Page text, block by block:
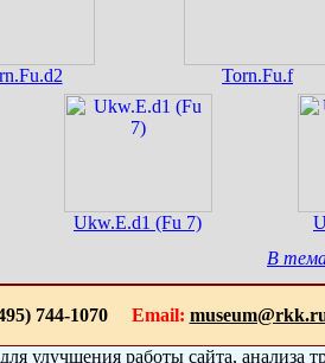
Torn.Fu.f
Ukw.E.d1 (Fu 7)
В
744-1070 Email:
улучшения работы сайта, анализа